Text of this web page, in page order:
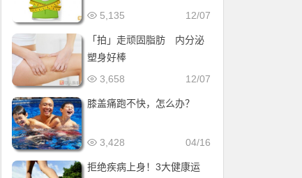
12/07
5,135
「拍」走顽固脂肪 内分泌
塑身好棒
12/07
3,658
膝盖痛跑不快，怎么办？
04/16
3,428
拒绝疾病上身！3大健康运